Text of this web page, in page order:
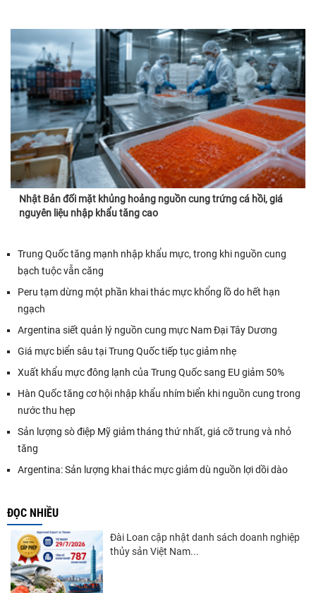
Nhật Bản đối mặt khủng hoảng nguồn cung trứng cá hồi, giá
nguyên liệu nhập khẩu tăng cao
Trung Quốc tăng mạnh nhập khẩu mực, trong khi nguồn cung
bạch tuộc vẫn căng
Peru tạm dừng một phần khai thác mực khổng lồ do hết hạn
ngạch
Argentina siết quản lý nguồn cung mực Nam Đại Tây Dương
Giá mực biển sâu tại Trung Quốc tiếp tục giảm nhẹ
Xuất khẩu mực đông lạnh của Trung Quốc sang EU giảm 50%
Hàn Quốc tăng cơ hội nhập khẩu nhím biển khi nguồn cung trong
nước thu hẹp
Sản lượng sò điệp Mỹ giảm tháng thứ nhất, giá cỡ trung và nhỏ
tăng
Argentina: Sản lượng khai thác mực giảm dù nguồn lợi dồi dào
ĐỌC NHIỀU
Đài Loan cập nhật danh sách doanh nghiệp
thủy sản Việt Nam...